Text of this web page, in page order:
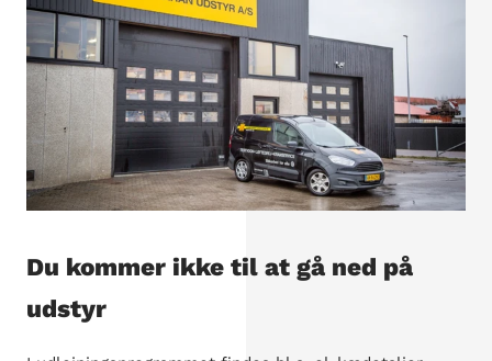
Du kommer ikke til at gå ned på
udstyr